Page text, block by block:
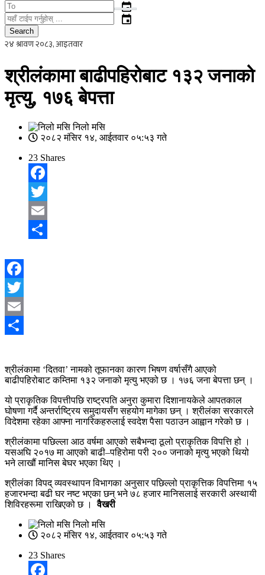
event
event
Search
श्रीलंकामा बाढीपहिरोबाट १३२ जनाको
मृत्यु, १७६ बेपत्ता
निलो मसि
२०८२ मंसिर १४, आईतवार ०५:५३ गते
23 Shares
Facebook
Twitter
Email
Facebook
Twitter
Email
श्रीलंकामा ‘दितवा’ नामको तूफानका कारण भिषण वर्षासँगै आएको
बाढीपहिरोबाट कम्तिमा १३२ जनाको मृत्यु भएको छ । १७६ जना बेपत्ता छन् ।
यो प्राकृतिक विपत्तीपछि राष्ट्रपति अनुरा कुमारा दिशानायकेले आपतकाल
घोषणा गर्दै अन्तर्राष्ट्रिय समुदायसँग सहयोग मागेका छन् । श्रीलंका सरकारले
विदेशमा रहेका आफ्ना नागरिकहरुलाई स्वदेश पैसा पठाउन आह्वान गरेको छ ।
श्रीलंकामा पछिल्ला आठ वर्षमा आएको सबैभन्दा ठूलो प्राकृतिक विपत्ति हो ।
यसअघि २०१७ मा आएको बाढी–पहिरोमा परी २०० जनाको मृत्यु भएको थियो
भने लाखौं मानिस बेघर भएका थिए ।
श्रीलंका विपद् व्यवस्थापन विभागका अनुसार पछिल्लो प्राकृत्तिक विपत्तिमा १५
हजारभन्दा बढी घर नष्ट भएका छन् भने ७८ हजार मानिसलाई सरकारी अस्थायी
शिविरहरूमा राखिएको छ ।
वैखरी
निलो मसि
२०८२ मंसिर १४, आईतवार ०५:५३ गते
23 Shares